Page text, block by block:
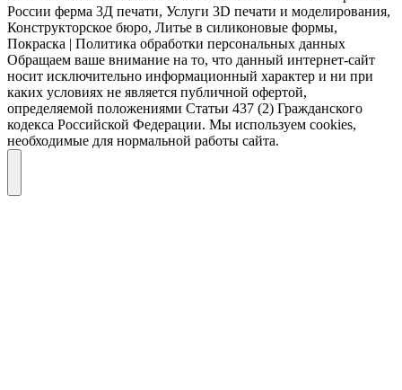
России ферма 3Д печати, Услуги 3D печати и моделирования,
Конструкторское бюро, Литье в силиконовые формы,
Покраска | Политика обработки персональных данных
Обращаем ваше внимание на то, что данный интернет-сайт
носит исключительно информационный характер и ни при
каких условиях не является публичной офертой,
определяемой положениями Статьи 437 (2) Гражданского
кодекса Российской Федерации. Мы используем cookies,
необходимые для нормальной работы сайта.